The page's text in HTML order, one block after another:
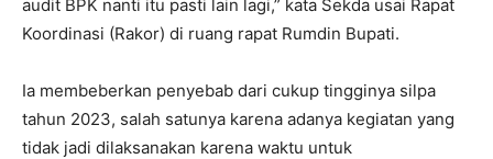
audit BPK nanti itu pasti lain lagi,” kata Sekda usai Rapat
Koordinasi (Rakor) di ruang rapat Rumdin Bupati.
Ia membeberkan penyebab dari cukup tingginya silpa
tahun 2023, salah satunya karena adanya kegiatan yang
tidak jadi dilaksanakan karena waktu untuk